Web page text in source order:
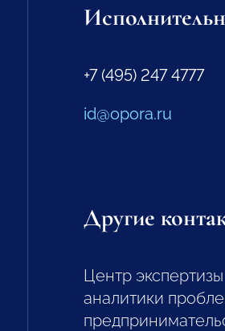
+7 (495) 247 4777
id@opora.ru
Другие
Центр
аналитики